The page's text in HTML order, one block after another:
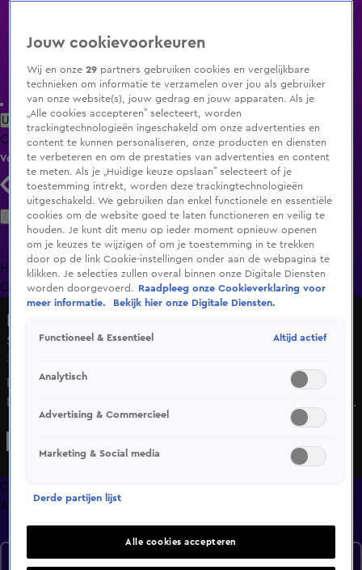
Uitzending Gemist Populaire programma's Zenders Genres
ClipsFilmsRadioSmart TV inlogShop
Volg KIJK
Zoeken
HomeUitzending Gemist Programma's De Bondgenoten
OranjezomerLivestreamsShop
Seizoen 3, aflevering 8
3 dec 2023, 17:01
Bekijk aflevering 8 van Design Secrets uit seizoen 3 hier.
Deze aflevering is uitgezonden op 3 december, 17:01 uur
bij SBS6. Design Secrets is een Lifestyle programma en is
Overzicht
Afleveringen
Seizoen 3
Jouw cookievoorkeuren
Wij en onze29 partners gebruiken cookies en vergelijkbare
technieken om informatie te verzamelen over jou als gebruiker
van onze website(s), jouw gedrag en jouw apparaten. Als je
„Alle cookies accepteren” selecteert, worden
trackingtechnologieën ingeschakeld om onze advertenties en
content te kunnen personaliseren, onze producten en diensten
te verbeteren en om de prestaties van advertenties en content
te meten. Als je „Huidige keuze opslaan” selecteert of je
toestemming intrekt, worden deze trackingtechnologieën
uitgeschakeld. We gebruiken dan enkel functionele en essentiële
cookies om de website goed te laten functioneren en veilig te
houden. Je kunt dit menu op ieder moment opnieuw openen
om je keuzes te wijzigen of om je toestemming in te trekken
door op de link Cookie-instellingen onder aan de webpagina te
klikken. Je selecties zullen overal binnen onze Digitale Diensten
worden doorgevoerd.
Raadpleeg onze Cookieverklaring voor
meer informatie.
Bekijk hier onze Digitale Diensten.
Functioneel & Essentieel Altijd actief
Analytisch
Advertising & Commercieel
Marketing & Social media
Derde partijen lijst
Alle cookies accepteren